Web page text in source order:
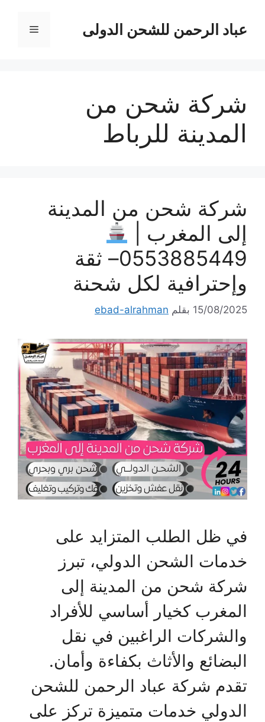
المحتوىعباد الرحمن للشحن الدولى القائمة
شركة شحن من
المدينة للرباط
شركة شحن من المدينة
إلى المغرب |
0553885449– ثقة
وإحترافية لكل شحنة
15/08/2025 بقلم ebad-alrahman
في ظل الطلب المتزايد على
خدمات الشحن الدولي، تبرز
شركة شحن من المدينة إلى
المغرب كخيار أساسي للأفراد
والشركات الراغبين في نقل
البضائع والأثاث بكفاءة وأمان.
تقدم شركة عباد الرحمن للشحن
الدولي خدمات متميزة تركز على